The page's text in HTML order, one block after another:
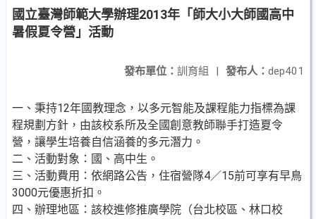
國立臺灣師範大學辦理2013年「師大小大師國高中
暑假夏令營」活動
發布人： dep401
發布單位： 訓育組 |
一、秉持12年國教理念，以多元智能及課程能力指標為課
程規劃方針，由該校系所及全國創意教師聯手打造夏令
營，讓學生培養自信涵養的多元潛力。
二、活動對象：國、高中生。
三、活動費用：依網路公告，住宿營隊4／15前可享有早鳥
3000元優惠折扣。
四、辦理地區：該校進修推廣學院（台北校區、林口校